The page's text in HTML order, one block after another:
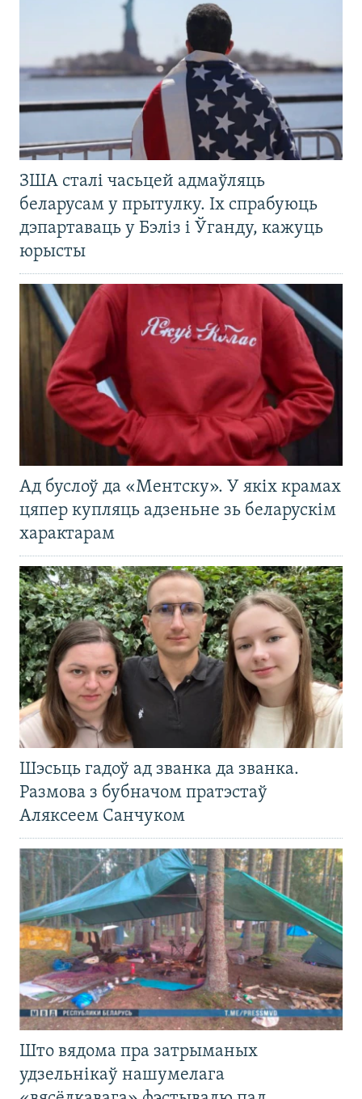
ЗША сталі часьцей адмаўляць
беларусам у прытулку. Іх спрабуюць
дэпартаваць у Бэліз і Ўганду, кажуць
юрысты
Ад буслоў да «Ментску». У якіх крамах
цяпер купляць адзеньне зь беларускім
характарам
Шэсьць гадоў ад званка да званка.
Размова з бубначом пратэстаў
Аляксеем Санчуком
Што вядома пра затрыманых
удзельнікаў нашумелага